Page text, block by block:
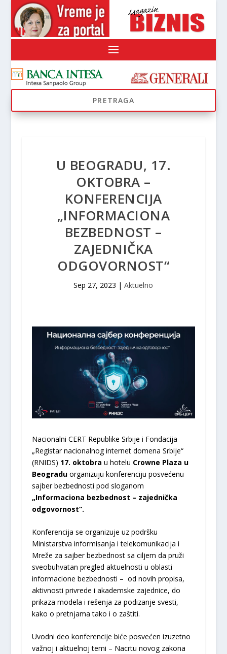
U BEOGRADU, 17.
OKTOBRA –
KONFERENCIJA
„INFORMACIONA
BEZBEDNOST –
ZAJEDNIČKA
ODGOVORNOST“
Sep 27, 2023 |Aktuelno
Nacionalni CERT Republike Srbije i Fondacija
„Registar nacionalnog internet domena Srbije“
(RNIDS) 17. oktobra u hotelu Crowne Plaza u
Beograduorganizuju konferenciju posvećenu
sajber bezbednosti pod sloganom
„Informaciona bezbednost – zajednička
odgovornost“.
Konferencija se organizuje uz podršku
Ministarstva informisanja i telekomunikacija i
Mreže za sajber bezbednost sa ciljem da pruži
sveobuhvatan pregled aktuelnosti u oblasti
informacione bezbednosti – od novih propisa,
aktivnosti privrede i akademske zajednice, do
prikaza modela i rešenja za podizanje svesti,
kako o pretnjama tako i o zaštiti.
Uvodni deo konferencije biće posvećen izuzetno
važnoj i aktuelnoj temi – Nacrtu novog zakona